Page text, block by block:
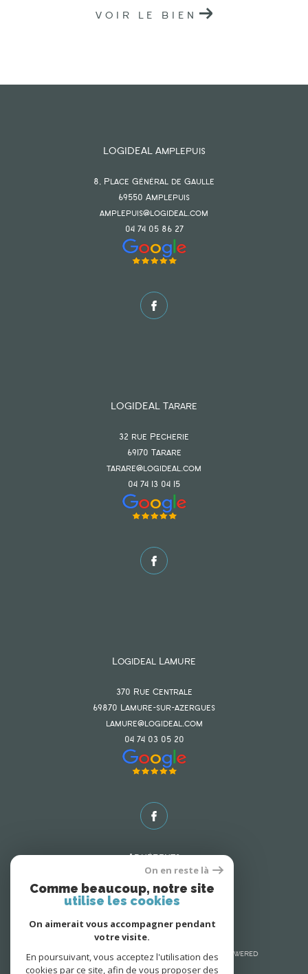
VOIR LE BIEN
LOGIDEAL Amplepuis
8, Place Général de Gaulle
69550 amplepuis
amplepuis@logideal.com
04 74 05 86 27
LOGIDEAL Tarare
32 rue Pecherie
69170 tarare
tarare@logideal.com
04 74 13 04 15
Logideal Lamure
370 Rue Centrale
69870 lamure-sur-azergues
lamure@logideal.com
04 74 03 05 20
© 2026 | Tous droits réservés | Traduction powered
by Google |
On en reste là
Comme beaucoup, notre site
utilise les cookies
On aimerait vous accompagner pendant
votre visite.
En poursuivant, vous acceptez l'utilisation des
cookies par ce site, afin de vous proposer des